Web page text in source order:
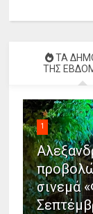
ΤΑ
ΤΗΣ
1
σινεμά